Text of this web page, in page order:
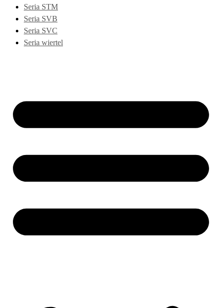
Seria STM
Seria SVB
Seria SVC
Seria wiertel